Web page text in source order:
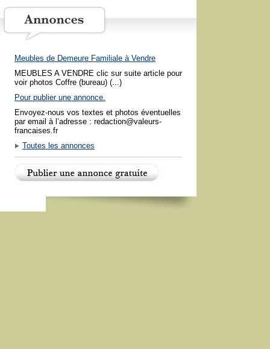
Meubles de Demeure Familiale à Vendre
MEUBLES A VENDRE clic sur suite article pour
voir photos Coffre (bureau) (...)
Pour publier une annonce.
Envoyez-nous vos textes et photos éventuelles
par email à l’adresse : redaction@valeurs-
francaises.fr
Toutes les annonces